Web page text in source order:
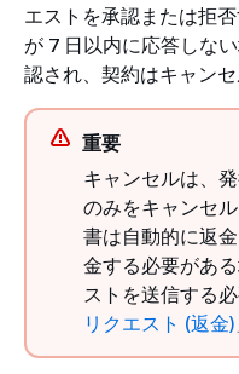
エストを承認または拒
が 7 日以内に応答しな
認され、契約はキャンセ
重要
キャンセルは、
のみをキャンセ
書は自動的に返
金する必要があ
ストを送信する
リクエスト (返金)